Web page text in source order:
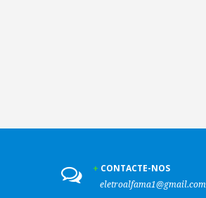
CONTACTE-NOS
eletroalfama1@gmail.com